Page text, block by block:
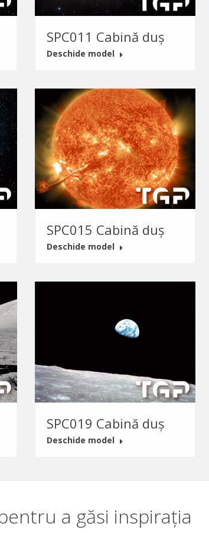
SPC011 Cabină duș
Deschide model
SPC015 Cabină duș
Deschide model
SPC019 Cabină duș
Deschide model
a găsi inspirația